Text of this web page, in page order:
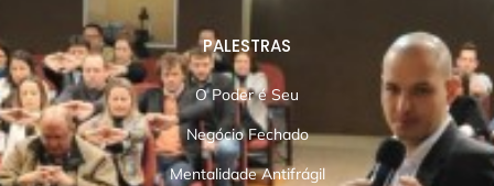
PALESTRAS
O Poder é Seu
Negócio Fechado
Mentalidade Antifrágil